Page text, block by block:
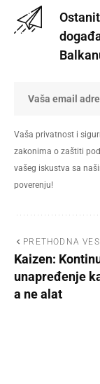
Vaša privatnost i
zakonima o zaštiti
vašeg iskustva sa
poverenju!
PRETHODNA
Kaizen:
unapređenje
a ne alat